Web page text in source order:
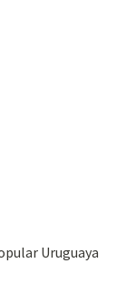
Uruguaya